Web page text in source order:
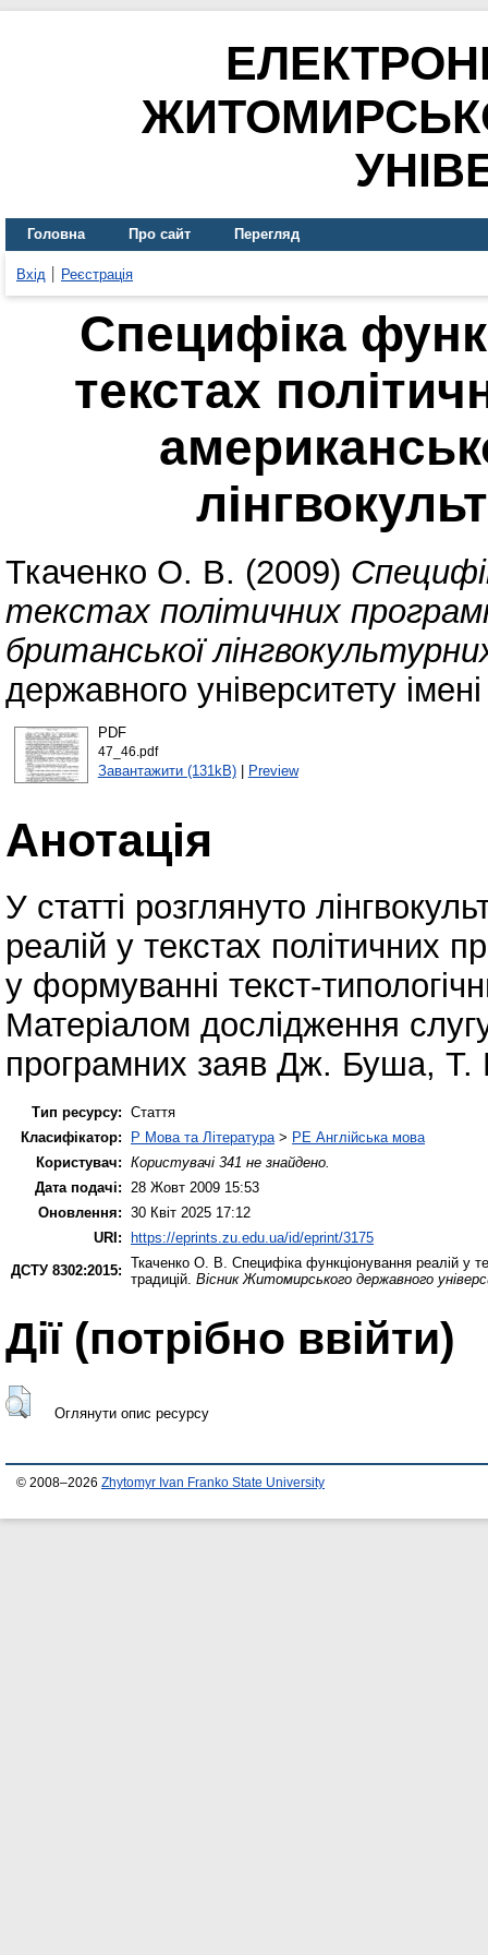
Головна Про сайт Перегляд
Вхід Реєстрація
Специфіка
текстах
Ткаченко О. В. (2009)
текстах політичних
британської
державного університету
PDF
47_46.pdf
Завантажити (131kB)| Preview
Анотація
У статті розглянуто
реалій у текстах політичних
у формуванні текст-
Матеріалом дослідження
програмних заяв Дж. Буша, Т.
Тип ресурсу: Стаття
Класифікатор:
P Мова та Література > PE Англійська мова
Користувач: Користувачі 341 не знайдено.
Дата подачі:
28 Жовт 2009 15:53
Оновлення: 30 Квіт 2025 17:12
URI: https://eprints.zu.edu.ua/id/eprint/3175
ДСТУ 8302:2015: Ткаченко О. В. Специфіка функціонування реалій у
традицій. Вісник Житомирського державного
Дії ​​(потрібно ввійти)
Оглянути опис ресурсу
© 2008–2026 Zhytomyr Ivan Franko State University